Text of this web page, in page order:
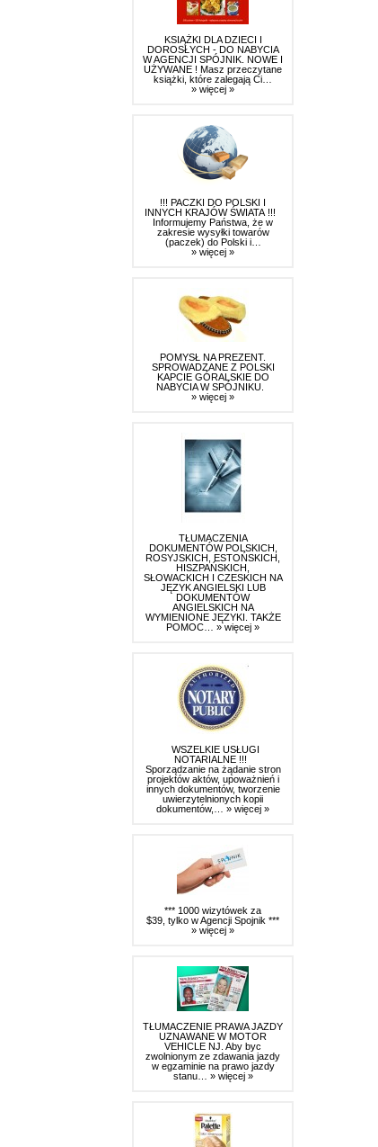
KSIĄŻKI DLA DZIECI I
DOROSŁYCH - DO NABYCIA
W AGENCJI SPÓJNIK. NOWE I
UŻYWANE ! Masz przeczytane
książki, które zalegają Ci…
» więcej »
!!! PACZKI DO POLSKI I
INNYCH KRAJÓW ŚWIATA !!!
Informujemy Państwa, że w
zakresie wysyłki towarów
(paczek) do Polski i…
» więcej »
POMYSŁ NA PREZENT.
SPROWADZANE Z POLSKI
KAPCIE GÓRALSKIE DO
NABYCIA W SPÓJNIKU.
» więcej »
TŁUMACZENIA
DOKUMENTÓW POLSKICH,
ROSYJSKICH, ESTOŃSKICH,
HISZPAŃSKICH,
SŁOWACKICH I CZESKICH NA
JĘZYK ANGIELSKI LUB
DOKUMENTÓW
ANGIELSKICH NA
WYMIENIONE JĘZYKI. TAKŻE
POMOC… » więcej »
WSZELKIE USŁUGI
NOTARIALNE !!!
Sporządzanie na żądanie stron
projektów aktów, upoważnień i
innych dokumentów, tworzenie
uwierzytelnionych kopii
dokumentów,… » więcej »
*** 1000 wizytówek za
$39, tylko w Agencji Spojnik ***
» więcej »
TŁUMACZENIE PRAWA JAZDY
UZNAWANE W MOTOR
VEHICLE NJ. Aby byc
zwolnionym ze zdawania jazdy
w egzaminie na prawo jazdy
stanu… » więcej »